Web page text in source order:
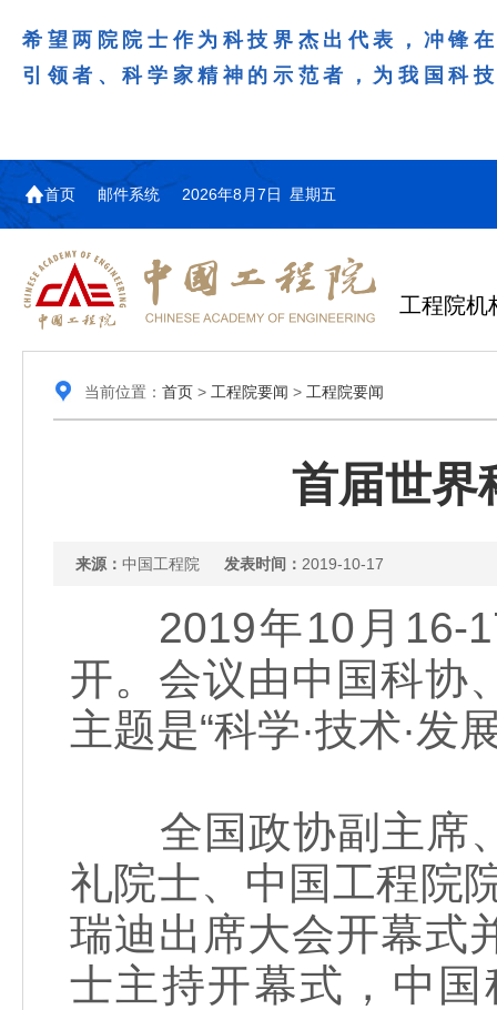
希望两院院士作为科技界杰出代表，冲锋
引领者、科学家精神的示范者，为我国科
首页 邮件系统 2026年8月7日 星期五
工程院机
当前位置： 首页> 工程院要闻 > 工程院要闻
首届世界
来源： 中国工程院 发表时间： 2019-10-17
2019年10月16-
开。会议由中国科协
主题是“科学·技术·发
全国政协副主席、
礼院士、中国工程院
瑞迪出席大会开幕式
士主持开幕式，中